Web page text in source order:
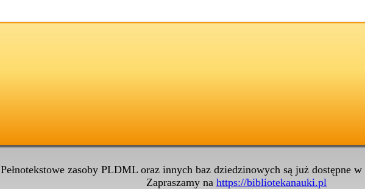
Pełnotekstowe zasoby PLDML oraz innych baz dziedzinowych są już dostępne
Zapraszamy na https://bibliotekanauki.pl